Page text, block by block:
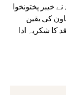
خیبر پختونخوا
کی یقین
کا شکریہ ادا